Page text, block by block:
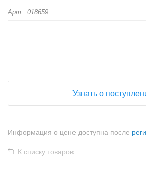
Арт.: 018659
Узнать о
Информация о цене доступна после
К списку товаров